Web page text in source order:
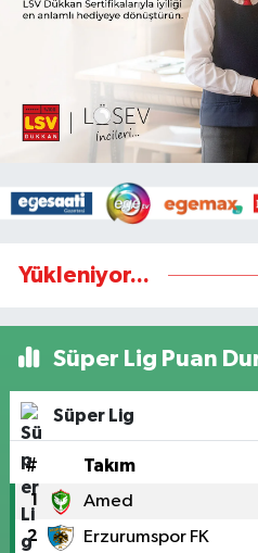
Yükleniyor...
Süper Lig Puan
Süper Lig
# Takım
1 Amed
2 Erzurumspor FK